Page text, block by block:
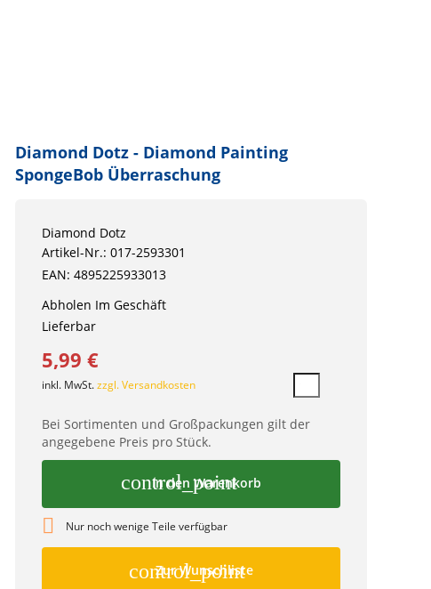
Diamond Dotz - Diamond Painting
SpongeBob Überraschung
Diamond Dotz
Artikel-Nr.: 017-2593301
EAN: 4895225933013
Abholen Im Geschäft
Lieferbar
5,99 €
inkl. MwSt.zzgl. Versandkosten
Bei Sortimenten und Großpackungen gilt der
angegebene Preis pro Stück.
control_point
In den Warenkorb
 Nur noch wenige Teile verfügbar
control_point
Zur Wunschliste